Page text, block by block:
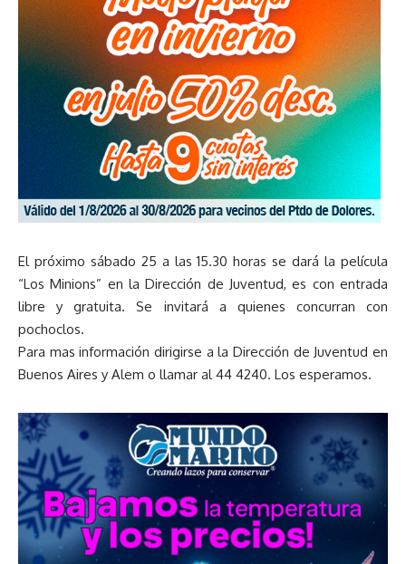
El próximo sábado 25 a las 15.30 horas se dará la película
“Los Minions” en la Dirección de Juventud, es con entrada
libre y gratuita. Se invitará a quienes concurran con
pochoclos.
Para mas información dirigirse a la Dirección de Juventud en
Buenos Aires y Alem o llamar al 44 4240. Los esperamos.